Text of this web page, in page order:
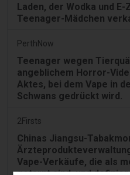
Laden, der Wodka und
Teenager-Mädchen
PerthNow
Teenager wegen
angeblichem Horror-
Aktes, bei dem Vape in
Schwans gedrückt wird.
2Firsts
Chinas Jiangsu-
Vape-Verkäufe, die als